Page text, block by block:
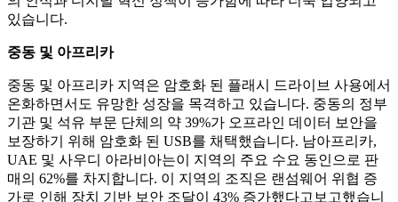
있습니다.
중동 및 아프리카
중동 및 아프리카 지역은 암호화 된 플래시 드라이브 사용에서
온화하면서도 유망한 성장을 목격하고 있습니다. 중동의 정부
기관 및 석유 부문 단체의 약 39%가 오프라인 데이터 보안을
보장하기 위해 암호화 된 USB를 채택했습니다. 남아프리카,
UAE 및 사우디 아라비아는이 지역의 주요 수요 동인으로 판
매의 62%를 차지합니다. 이 지역의 조직은 랜섬웨어 위협 증
가로 인해 장치 기반 보안 조달이 43% 증가했다고보고했습니